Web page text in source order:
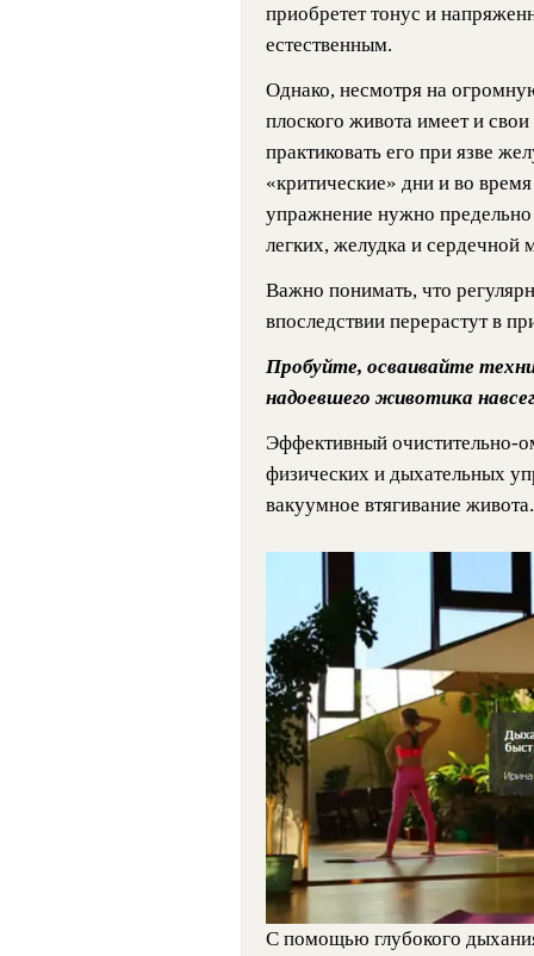
приобретет тонус и
естественным.
Однако, несмотря на
плоского живота имеет и
практиковать его при язве
«критические» дни и во
упражнение нужно
легких, желудка и
Важно понимать, что
впоследствии перерастут в
Пробуйте, осваивайте
надоевшего животика
Эффективный очистительно-
физических и дыхательных
вакуумное втягивание живота.
С помощью глубокого